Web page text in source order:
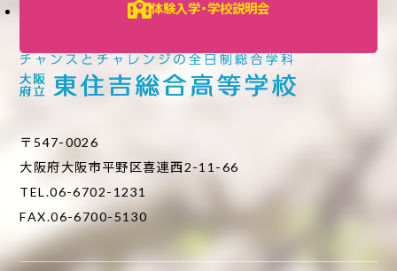
体験入学・学校説明会
〒547-0026
大阪府大阪市平野区喜連西2-11-66
TEL.06-6702-1231
FAX.06-6700-5130